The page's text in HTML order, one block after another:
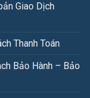
Giao Dịch
Thanh Toán
Bảo Hành – Bảo